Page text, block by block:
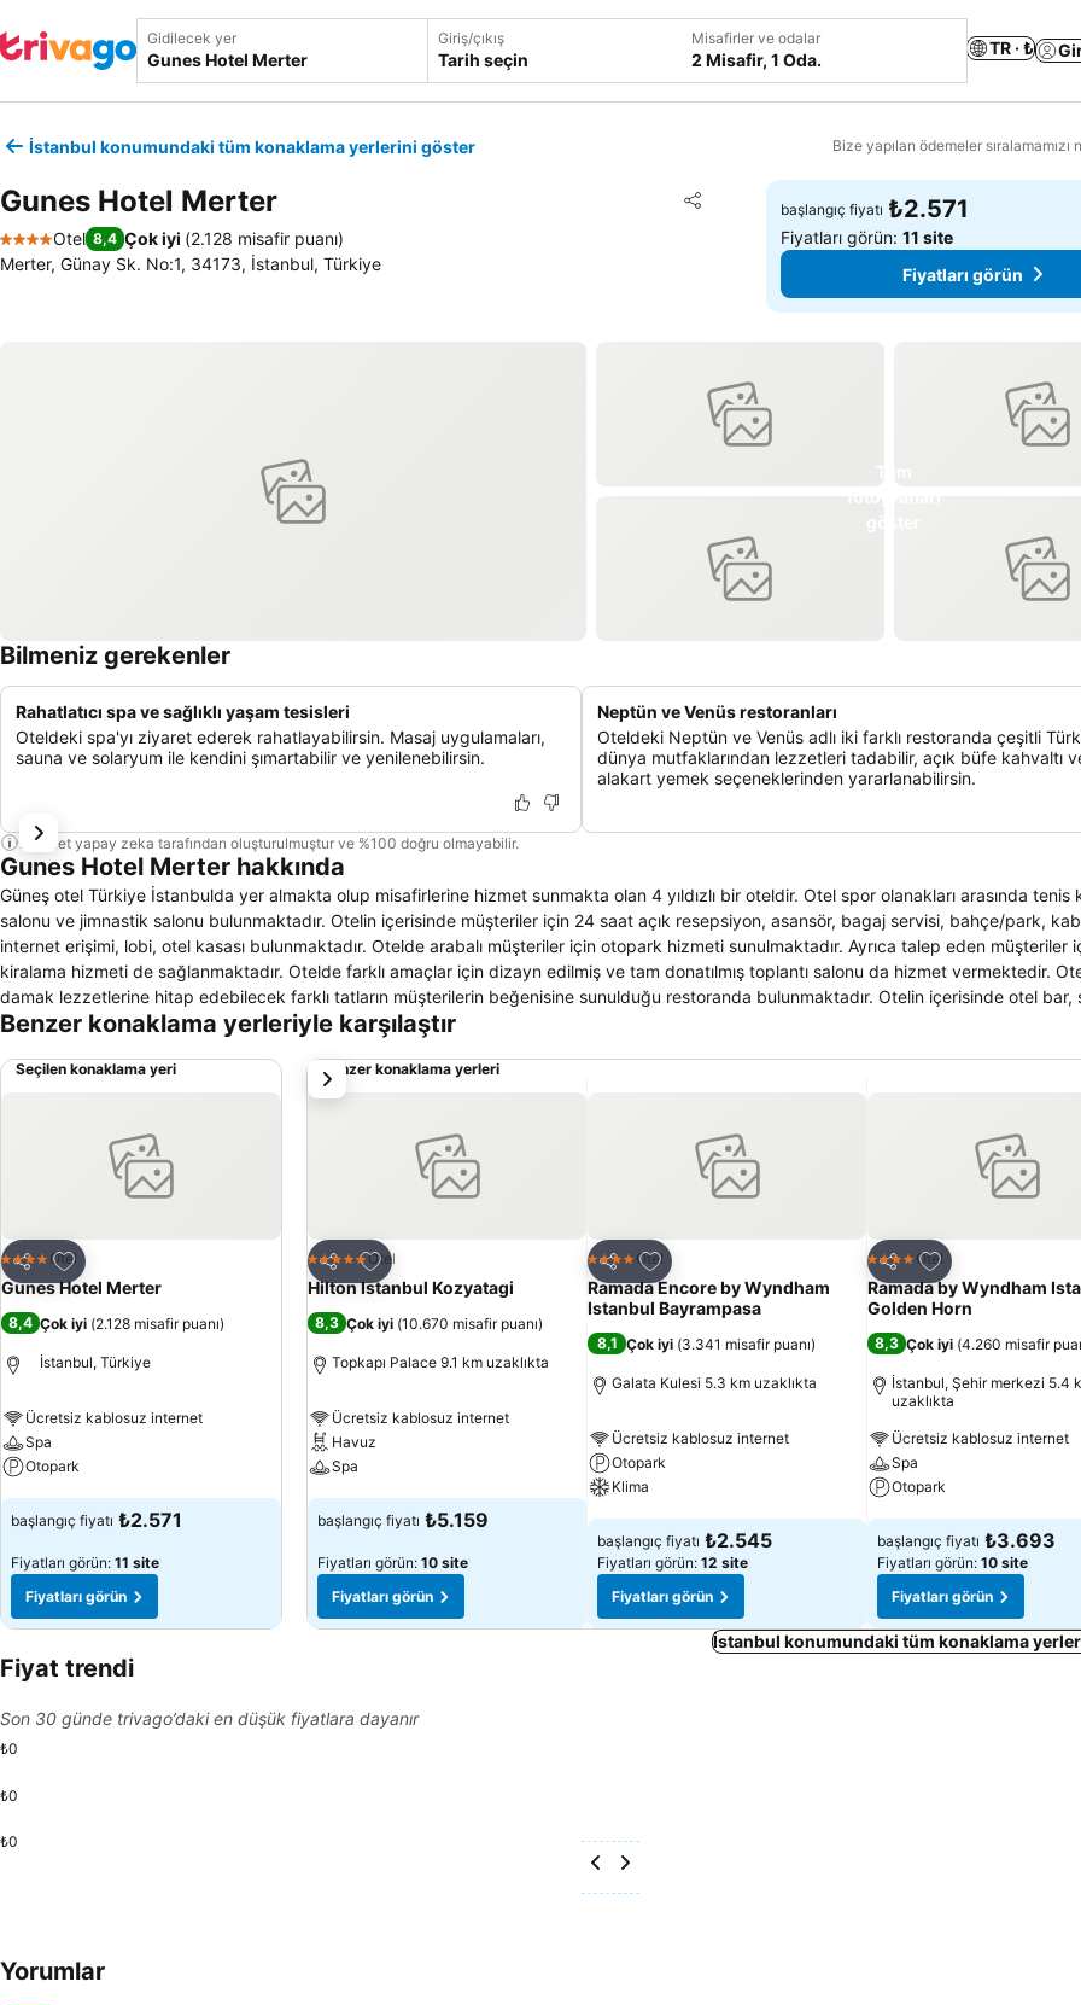
Gidilecek yer Giriş/çıkış
Tarih seçin
Misafirler ve odalar
2 Misafir, 1 Oda.
TR · ₺
İstanbul konumundaki tüm konaklama yerlerini göster Bize yapılan ödemeler sıralamamızı
Gunes Hotel Merter Paylaş
Favorilerime ekle
4 Yıldız
Otel 8,4 Çok iyi (2.128 misafir puanı)
Merter, Günay Sk. No:1, 34173, İstanbul, Türkiye
başlangıç fiyatı ₺2.571
Fiyatları görün:11 site
Fiyatları görün
Bilmeniz gerekenler
Rahatlatıcı spa ve sağlıklı yaşam tesisleri
Oteldeki spa'yı ziyaret ederek rahatlayabilirsin. Masaj uygulamaları,
sauna ve solaryum ile kendini şımartabilir ve yenilenebilirsin.
Neptün ve Venüs restoranları
Oteldeki Neptün ve Venüs adlı iki farklı restoranda çeşitli
dünya mutfaklarından lezzetleri tadabilir, açık büfe kahvaltı
alakart yemek seçeneklerinden yararlanabilirsin.
Bu özet yapay zeka tarafından oluşturulmuştur ve %100 doğru olmayabilir.
Gunes Hotel Merter hakkında
Güneş otel Türkiye İstanbulda yer almakta olup misafirlerine hizmet sunmakta olan 4 yıldızlı bir oteldir. Otel spor olanakları arasında tenis
salonu ve jimnastik salonu bulunmaktadır. Otelin içerisinde müşteriler için 24 saat açık resepsiyon, asansör, bagaj servisi, bahçe/park,
internet erişimi, lobi, otel kasası bulunmaktadır. Otelde arabalı müşteriler için otopark hizmeti sunulmaktadır. Ayrıca talep eden müşteriler
kiralama hizmeti de sağlanmaktadır. Otelde farklı amaçlar için dizayn edilmiş ve tam donatılmış toplantı salonu da hizmet vermektedir.
damak lezzetlerine hitap edebilecek farklı tatların müşterilerin beğenisine sunulduğu restoranda bulunmaktadır. Otelin içerisinde otel bar,
televizyon salonu vb. mekanlar bulunmaktadır. Otelin terası, gün boyunca güneşlenmek ve içkinizi yudumlamak için bir ortam
banyo mevcuttur.
Benzer konaklama yerleriyle karşılaştır
Seçilen konaklama yeri
Paylaş
Favorilerime ekle
4 Yıldız Otel
Gunes Hotel Merter
8,4 Çok iyi (2.128 misafir puanı)
İstanbul, Türkiye
Ücretsiz kablosuz internet
Spa
Otopark
Fiyatları görün
başlangıç fiyatı ₺2.571
Fiyatları görün: 11 site
Fiyatları görün
Benzer konaklama yerleri
Paylaş
Favorilerime ekle
5 Yıldız Otel
Hilton Istanbul Kozyatagi
8,3 Çok iyi (10.670 misafir puanı)
Topkapı Palace 9.1 km uzaklıkta
Ücretsiz kablosuz internet
Havuz
Spa
Fiyatları görün
başlangıç fiyatı ₺5.159
Fiyatları görün: 10 site
Fiyatları görün
Paylaş
Favorilerime ekle
4 Yıldız Otel
Ramada Encore by Wyndham
Istanbul Bayrampasa
8,1 Çok iyi (3.341 misafir puanı)
Galata Kulesi 5.3 km uzaklıkta
Ücretsiz kablosuz internet
Otopark
Klima
Fiyatları görün
başlangıç fiyatı ₺2.545
Fiyatları görün: 12 site
Fiyatları görün
Paylaş
Favorilerime ekle
4 Yıldız Otel
Ramada by Wyndham
Golden Horn
8,3 Çok iyi (4.260 misafir
İstanbul, Şehir merkezi 5.4
uzaklıkta
Ücretsiz kablosuz internet
Spa
Otopark
Fiyatları görün
başlangıç fiyatı ₺3.693
Fiyatları görün: 10 site
Fiyatları görün
sonraki
İstanbul konumundaki tüm konaklama
Fiyat trendi
Son 30 günde trivago’daki en düşük fiyatlara dayanır
₺0
₺0
₺0
Yorumlar